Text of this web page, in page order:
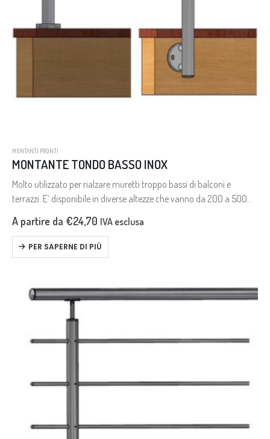
MONTANTI PRONTI
MONTANTE TONDO BASSO INOX
Molto utilizzato per rialzare muretti troppo bassi di balconi e
terrazzi. E’ disponibile in diverse altezze che vanno da 200 a 500
A partire da €24,70 IVA esclusa
PER SAPERNE DI PIÙ